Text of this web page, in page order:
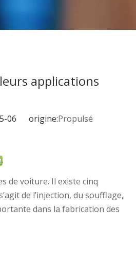
applications
06 origine:Propulsé
de voiture. Il existe cinq
de l’injection, du soufflage,
dans la fabrication des